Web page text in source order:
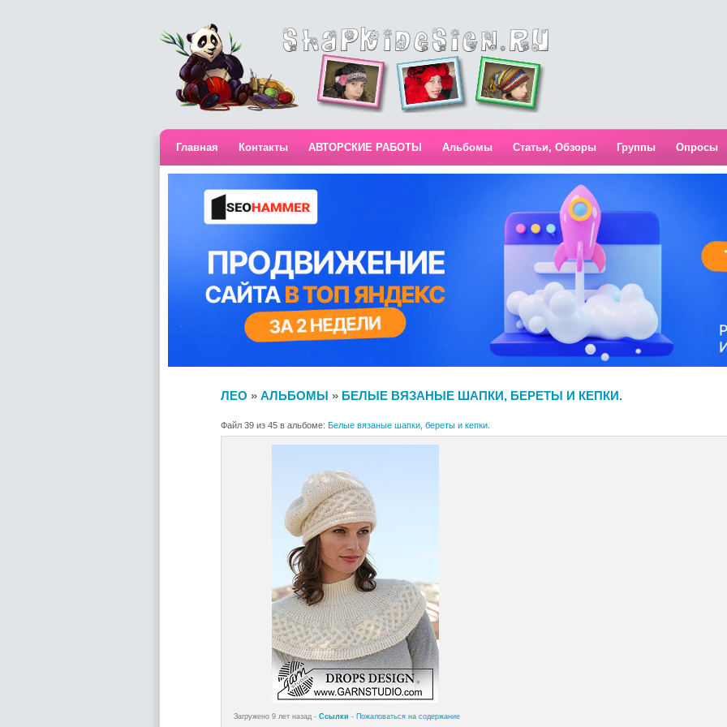
Главная Контакты АВТОРСКИЕ РАБОТЫ Альбомы Статьи, Обзоры Группы Опросы
ЛЕО » АЛЬБОМЫ » БЕЛЫЕ ВЯЗАНЫЕ ШАПКИ, БЕРЕТЫ И КЕПКИ.
Файл 39 из 45 в альбоме: Белые вязаные шапки, береты и кепки.
Загружено 9 лет назад - Ссылки - Пожаловаться на содержание